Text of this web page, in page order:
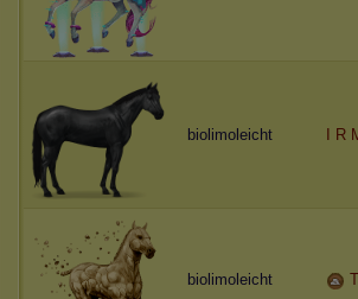
biolimoleicht I R
biolimoleicht